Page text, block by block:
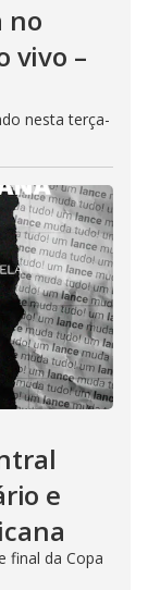
no
vivo –
nesta terça-
e
final da Copa